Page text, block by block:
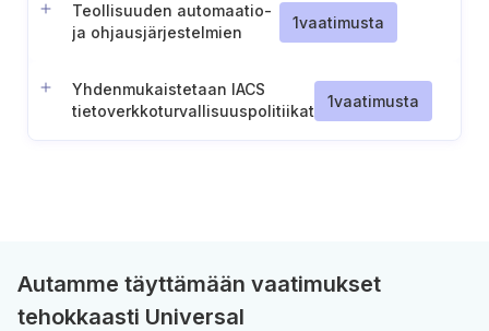
Teollisuuden automaatio-
ja ohjausjärjestelmien
1vaatimusta
Yhdenmukaistetaan IACS
tietoverkkoturvallisuuspolitiikat
1vaatimusta
Autamme täyttämään vaatimukset
tehokkaasti Universal